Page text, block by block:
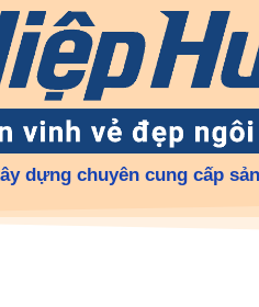
dựng chuyên cung cấp